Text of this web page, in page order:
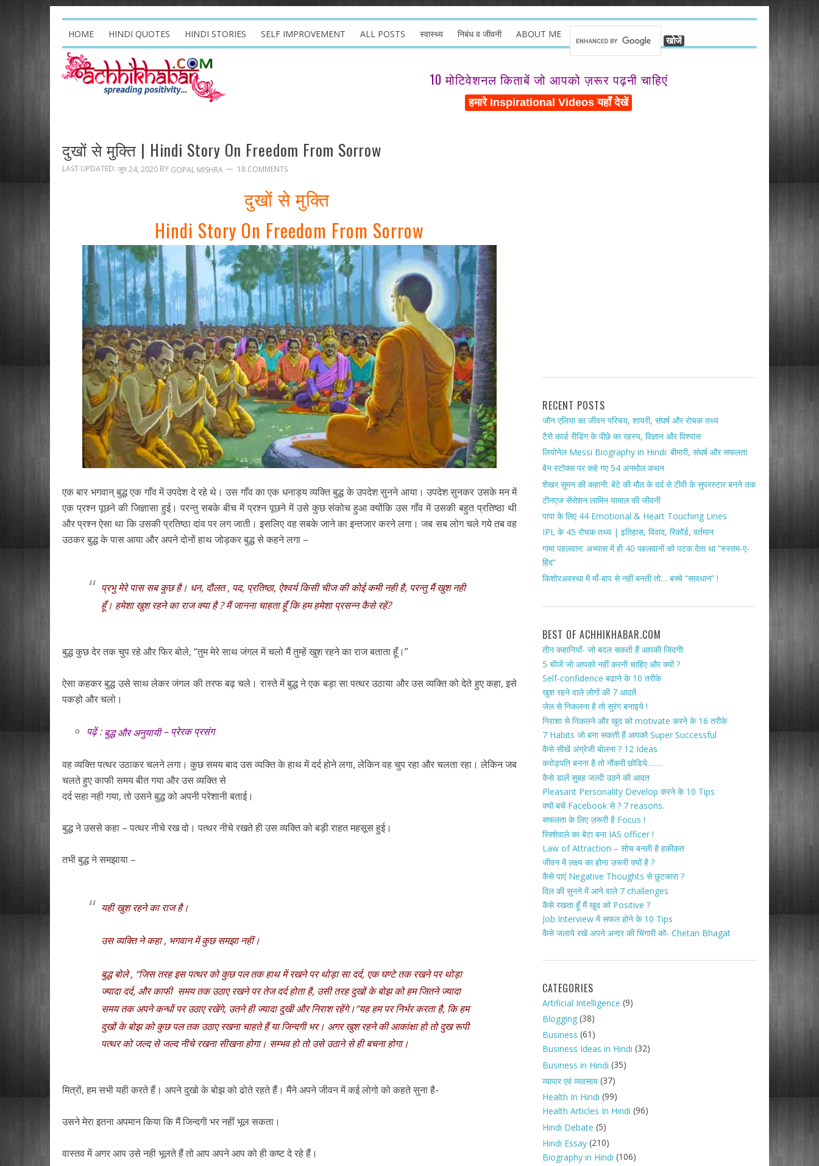
HOME HINDI QUOTES HINDI STORIES SELF IMPROVEMENT ALL POSTS स्वास्थ्य निबंध व जीवनी ABOUT ME
10 मोटिवेशनल किताबें जो आपको ज़रूर पढ़नी चाहिएं
दुखों से मुक्ति | Hindi Story On Freedom From Sorrow
LAST UPDATED: जून 24, 2020 BY GOPAL MISHRA 18 COMMENTS
दुखों से मुक्ति
Hindi Story On Freedom From Sorrow
एक बार भगवान् बुद्ध एक गाँव में उपदेश दे रहे थे। उस गाँव का एक धनाड्य व्यक्ति बुद्ध के उपदेश सुनने आया। उपदेश सुनकर उसके मन में
एक प्रश्न पूछने की जिज्ञासा हुई। परन्तु सबके बीच में प्रश्न पूछने में उसे कुछ संकोच हुआ क्योंकि उस गाँव में उसकी बहुत प्रतिष्ठा थी
और प्रश्न ऐसा था कि उसकी प्रतिष्ठा दांव पर लग जाती। इसलिए वह सबके जाने का इन्तजार करने लगा। जब सब लोग चले गये तब वह
उठकर बुद्ध के पास आया और अपने दोनों हाथ जोड़कर बुद्ध से कहने लगा –
प्रभु मेरे पास सब कुछ है। धन, दौलत , पद, प्रतिष्ठा, ऐश्वर्य किसी चीज की कोई कमी नही है, परन्तु मैं खुश नही
हूँ। हमेशा खुश रहने का राज क्या है ? मैं जानना चाहता हूँ कि हम हमेशा प्रसन्न कैसे रहें?
बुद्ध कुछ देर तक चुप रहे और फिर बोले, “तुम मेरे साथ जंगल में चलो मैं तुम्हें खुश रहने का राज बताता हूँ।”
ऐसा कहकर बुद्ध उसे साथ लेकर जंगल की तरफ बढ़ चले। रास्ते में बुद्ध ने एक बड़ा सा पत्थर उठाया और उस व्यक्ति को देते हुए कहा, इसे
पकड़ो और चलो।
पढ़ें :बुद्ध और अनुयायी– प्रेरक प्रसंग
वह व्यक्ति पत्थर उठाकर चलने लगा। कुछ समय बाद उस व्यक्ति के हाथ में दर्द होने लगा, लेकिन वह चुप रहा और चलता रहा। लेकिन जब
चलते हुए काफी समय बीत गया और उस व्यक्ति से
दर्द सहा नही गया, तो उसने बुद्ध को अपनी परेशानी बताई।
बुद्ध ने उससे कहा – पत्थर नीचे रख दो। पत्थर नीचे रखते ही उस व्यक्ति को बड़ी राहत महसूस हुई।
तभी बुद्ध ने समझाया –
यही खुश रहने का राज है।
उस व्यक्ति ने कहा , भगवान में कुछ समझा नहीं।
बुद्ध बोले , “जिस तरह इस पत्थर को कुछ पल तक हाथ में रखने पर थोड़ा सा दर्द, एक घण्टे तक रखने पर थोड़ा
ज्यादा दर्द, और काफी समय तक उठाए रखने पर तेज दर्द होता है, उसी तरह दुखों के बोझ को हम जितने ज्यादा
समय तक अपने कन्धों पर उठाए रखेंगे, उतने ही ज्यादा दुखी और निराश रहेंगे।”यह हम पर निर्भर करता है, कि हम
दुखों के बोझ को कुछ पल तक उठाए रखना चाहते हैं या जिन्दगी भर। अगर खुश रहने की आकांक्षा हो तो दुख रूपी
पत्थर को जल्द से जल्द नीचे रखना सीखना होगा। सम्भव हो तो उसे उठाने से ही बचना होगा।
मित्रों, हम सभी यही करते हैं। अपने दुखो के बोझ को ढोते रहते हैं। मैंने अपने जीवन में कई लोगो को कहते सुना है-
उसने मेरा इतना अपमान किया कि मैं जिन्दगी भर नहीं भूल सकता।
वास्तव में अगर आप उसे नही भूलते हैं तो आप अपने आप को ही कष्ट दे रहे हैं।
RECENT POSTS
जौन एलिया का जीवन परिचय, शायरी, संघर्ष और रोचक तथ्य
टैरो कार्ड रीडिंग के पीछे का रहस्य, विज्ञान और विश्वास
लियोनेल Messi Biography in Hindi: बीमारी, संघर्ष और सफलता
बेन स्टोक्स पर कहे गए 54 अनमोल कथन
शेखर सुमन की कहानी: बेटे की मौत के दर्द से टीवी के सुपरस्टार बनने तक
टीनएज सेंसेशन लामिन यामाल की जीवनी
पापा के लिए 44 Emotional & Heart Touching Lines
IPL के 45 रोचक तथ्य | इतिहास, विवाद, रिकॉर्ड, वर्तमान
गामा पहलवान: अभ्यास में ही 40 पहलवानों को पटक देता था “रुस्तम-ए-
हिंद”
किशोरअवस्था में माँ-बाप से नहीं बनती तो… बच्चे “सावधान” !
BEST OF ACHHIKHABAR.COM
तीन कहानियाँ- जो बदल सकती हैं आपकी जिंदगी!
5 चीजें जो आपको नहीं करनी चाहिए और क्यों ?
Self-confidence बढाने के 10 तरीके
खुश रहने वाले लोगों की 7 आदतें
जेल से निकलना है तो सुरंग बनाइये !
निराशा से निकलने और खुद को motivate करने के 16 तरीके
7 Habits जो बना सकती हैं आपको Super Successful
कैसे सीखें अंग्रेजी बोलना ? 12 Ideas
करोड़पति बनना है तो नौकरी छोडिये…….
कैसे डालें सुबह जल्दी उठने की आदत
Pleasant Personality Develop करने के 10 Tips
क्यों बचें Facebook से ? 7 reasons.
सफलता के लिए ज़रूरी है Focus !
रिक्शेवाले का बेटा बना IAS officer !
Law of Attraction – सोच बनती है हकीक़त
जीवन में लक्ष्य का होना ज़रूरी क्यों है ?
कैसे पाएं Negative Thoughts से छुटकारा ?
दिल की सुनने में आने वाले 7 challenges
कैसे रखता हूँ मैं खुद को Positive ?
Job Interview में सफल होने के 10 Tips
कैसे जलाये रखें अपने अन्दर की चिंगारी को- Chetan Bhagat
CATEGORIES
Artificial Intelligence (9)
Blogging(38)
Business (61)
Business Ideas in Hindi (32)
Business in Hindi (35)
व्यापार एवं व्यवसाय(37)
Health In Hindi (99)
Health Articles In Hindi (96)
Hindi Debate (5)
Hindi Essay(210)
Biography in Hindi (106)